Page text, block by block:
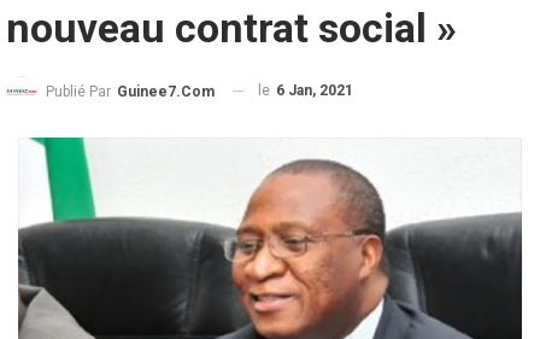
nouveau contrat social »
Publié Par Guinee7.com le 6 Jan, 2021